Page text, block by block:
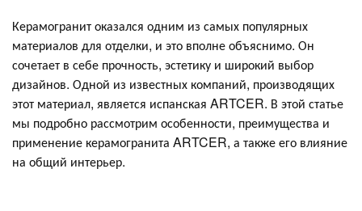
Керамогранит оказался одним из самых популярных
материалов для отделки, и это вполне объяснимо. Он
сочетает в себе прочность, эстетику и широкий выбор
дизайнов. Одной из известных компаний, производящих
этот материал, является испанская ARTCER. В этой статье
мы подробно рассмотрим особенности, преимущества и
применение керамогранита ARTCER, а также его влияние
на общий интерьер.